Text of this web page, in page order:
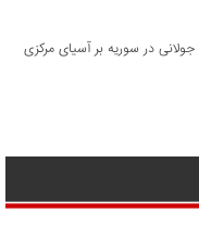
در سوریه بر آسیای مرکزی